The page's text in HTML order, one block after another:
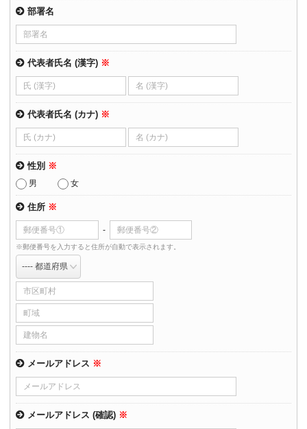
部署名
代表者氏名 (漢字) ※
代表者氏名 (カナ) ※
性別 ※
男 女
住所 ※
-
※郵便番号を入力すると住所が自動で表示されます。
メールアドレス ※
メールアドレス (確認) ※